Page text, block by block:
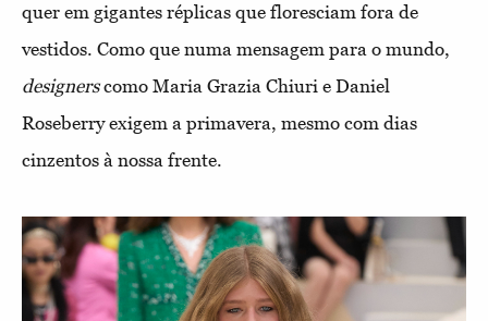
quer em gigantes réplicas que floresciam fora de
vestidos. Como que numa mensagem para o mundo,
designerscomo Maria Grazia Chiuri e Daniel
Roseberry exigem a primavera, mesmo com dias
cinzentos à nossa frente.